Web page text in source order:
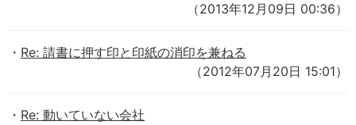
（2013年12月09日 00:36）
Re: 請書に押す印と印紙の消印を兼ねる
（2012年07月20日 15:01）
Re: 動いていない会社